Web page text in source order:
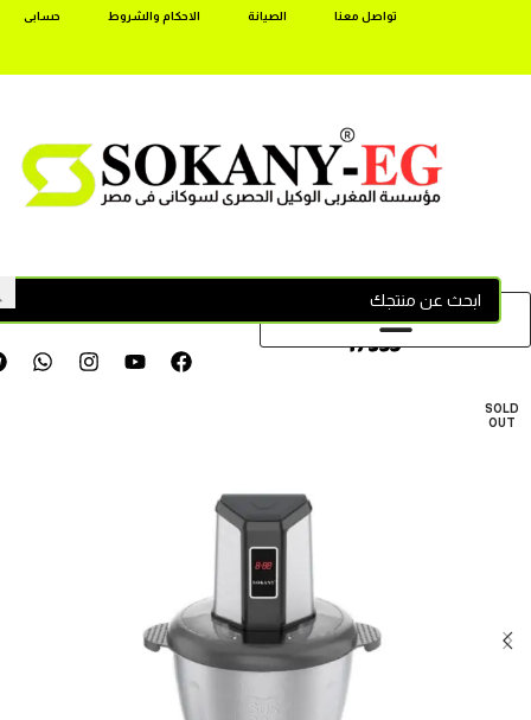
تواصل معنا الصيانة الاحكام والشروط حسابى
17355
SOLD
OUT